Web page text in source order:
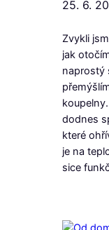
25. 6.
Zvykli
jak
naprostý
dodnes
které
je na
sice